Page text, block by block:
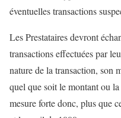
éventuelles transactions
Les Prestataires devront
transactions effectuées par
nature de la transaction, son
quel que soit le montant ou
mesure forte donc, plus que